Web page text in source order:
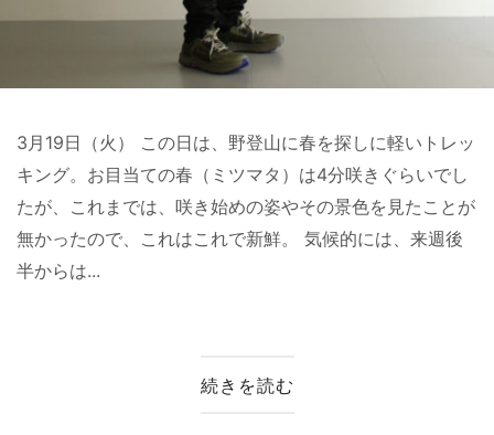
3月19日（火） この日は、野登山に春を探しに軽いトレッ
キング。お目当ての春（ミツマタ）は4分咲きぐらいでし
たが、これまでは、咲き始めの姿やその景色を見たことが
無かったので、これはこれで新鮮。 気候的には、来週後
半からは...
続きを読む